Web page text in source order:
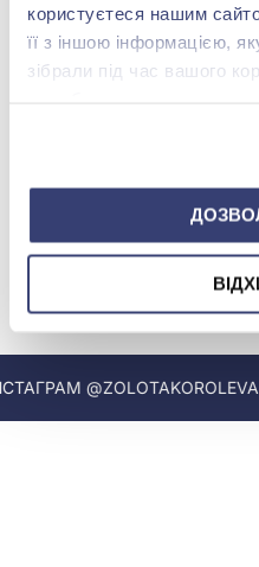
користуєтеся нашим
її з іншою інформацією,
зібрали під час вашого
Колье из серебра 925° с
керамикой, арт.
8619б081
Купить
МЫ В
@ZOLOTAKOROLEVA